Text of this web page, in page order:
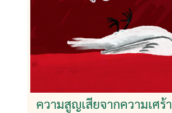
ความสูญเสียจากความเศร้า